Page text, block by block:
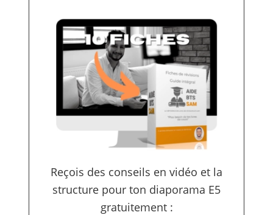
Reçois des conseils en vidéo et la
structure pour ton diaporama E5
gratuitement :